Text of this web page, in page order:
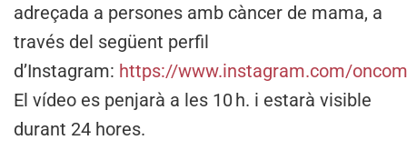
adreçada a persones amb càncer de mama, a
través del següent perfil
d’Instagram: https://www.instagram.com/
El vídeo es penjarà a les 10 h. i estarà visible
durant 24 hores.